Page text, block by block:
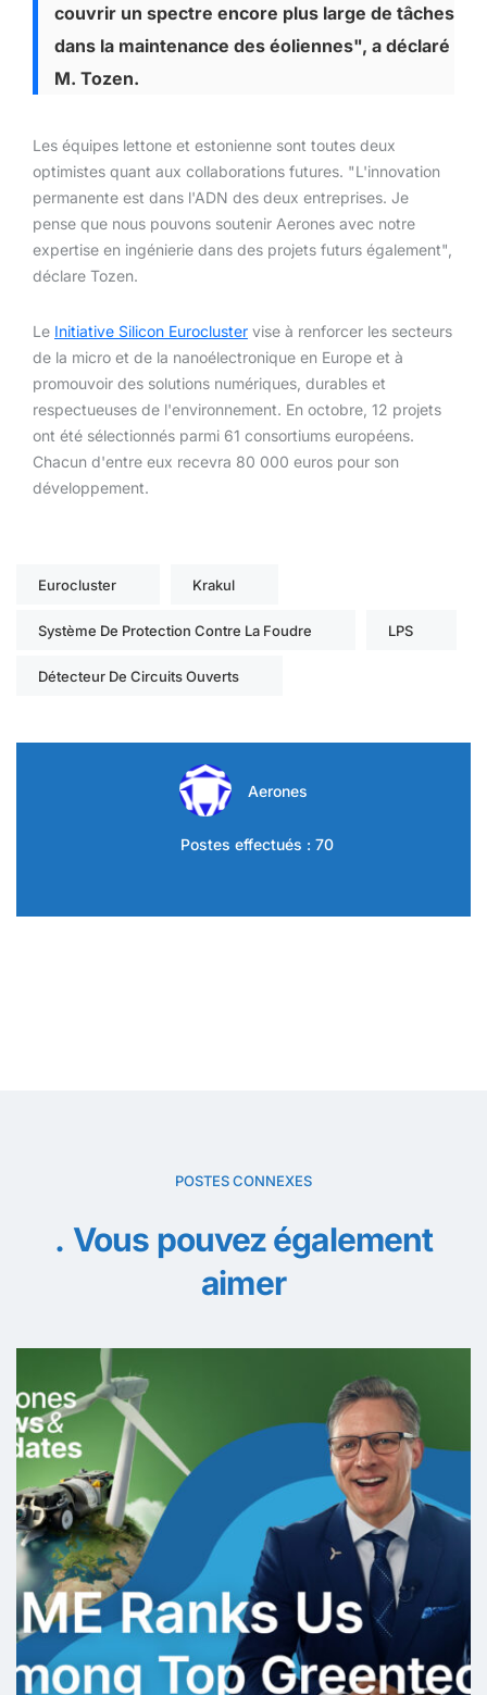
couvrir un spectre encore plus large de tâches
dans la maintenance des éoliennes", a déclaré
M. Tozen.
Les équipes lettone et estonienne sont toutes deux
optimistes quant aux collaborations futures. "L'innovation
permanente est dans l'ADN des deux entreprises. Je
pense que nous pouvons soutenir Aerones avec notre
expertise en ingénierie dans des projets futurs également",
déclare Tozen.
Le Initiative Silicon Eurocluster vise à renforcer les secteurs
de la micro et de la nanoélectronique en Europe et à
promouvoir des solutions numériques, durables et
respectueuses de l'environnement. En octobre, 12 projets
ont été sélectionnés parmi 61 consortiums européens.
Chacun d'entre eux recevra 80 000 euros pour son
développement.
Eurocluster Krakul
Système De Protection Contre La Foudre LPS
Détecteur De Circuits Ouverts
Aerones
Postes effectués : 70
POSTES CONNEXES
Vous pouvez également
aimer